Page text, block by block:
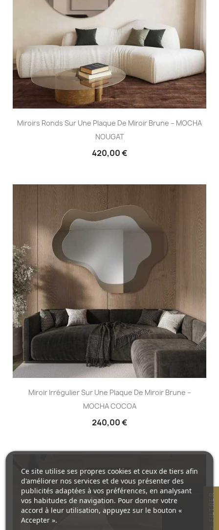
Miroirs Ronds Sur Une Plaque De Miroir Brune – MOCHA
NOUGAT
420,00 €
Miroir Irrégulier Sur Une Plaque De Miroir Brune –
MOCHA COCOA
240,00 €
Ce site utilise ses propres cookies et ceux de tiers afin
d'améliorer nos services et de vous présenter des
publicités adaptées à vos préférences, en analysant
vos habitudes de navigation. Pour donner votre
accord à leur utilisation, appuyez sur le bouton «
Accepter ».
R